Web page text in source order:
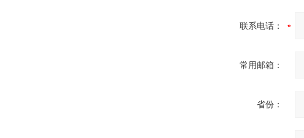
联系电话：
常用邮箱：
省份：